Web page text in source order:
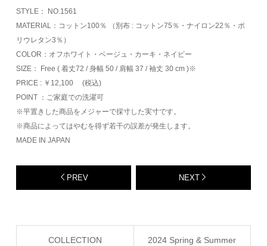
STYLE： NO.1561
MATERIAL：コットン100％ （別布 : コットン75％・ナイロン22％・ポ
リウレタン3％）
COLOR：オフホワイト・ベージュ・カーキ・ネイビー
SIZE： Free ( 着丈72 / 身幅 50 / 肩幅 37 / 袖丈 30 cm )※
PRICE : ￥12,100 (税込)
POINT ：ご家庭での洗濯可
※平置きした商品をメジャーで採寸した実寸です。
※商品によってはやむを得ず若干の誤差が発生します。
MADE IN JAPAN
PREV NEXT
COLLECTION 2024 Spring & Summer